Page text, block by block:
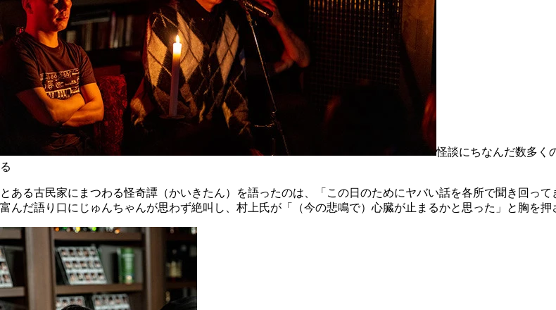
怪談にちなんだ数多く
る
とある古民家にまつわる怪奇譚（かいきたん）を語ったのは、「この日のためにヤバい話を各所で聞き回っ
富んだ語り口にじゅんちゃんが思わず絶叫し、村上氏が「（今の悲鳴で）心臓が止まるかと思った」と胸を押